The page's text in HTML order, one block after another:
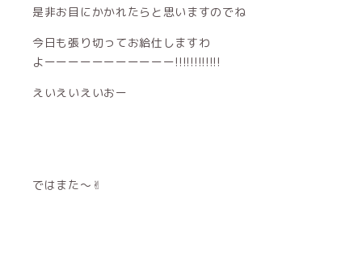
是非お目にかかれたらと思いますのでね
今日も張り切ってお給仕しますわ
よーーーーーーーーーーー!!!!!!!!!!!!
えいえいえいおー
ではまた～✌︎